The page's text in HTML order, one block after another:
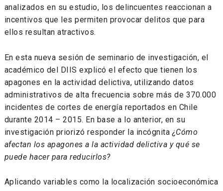
analizados en su estudio, los delincuentes reaccionan a
incentivos que les permiten provocar delitos que para
ellos resultan atractivos.
En esta nueva sesión de seminario de investigación, el
académico del DIIS explicó el efecto que tienen los
apagones en la actividad delictiva, utilizando datos
administrativos de alta frecuencia sobre más de 370.000
incidentes de cortes de energía reportados en Chile
durante 2014 – 2015. En base a lo anterior, en su
investigación priorizó responder la incógnita ¿Cómo
afectan los apagones a la actividad delictiva y qué se
puede hacer para reducirlos?
Aplicando variables como la localización socioeconómica